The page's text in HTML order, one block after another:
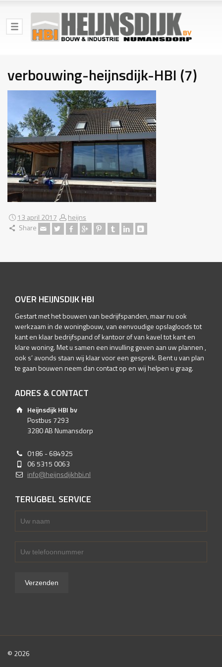
verbouwing-heijnsdijk-HBI (7)
13 april 2017
heijns
Share
OVER HEIJNSDIJK HBI
Gestart met het bouwen van bedrijfspanden, maar nu ook
werkzaam in de woningbouw, van eenvoudige opslagloods tot
kant en klaar bedrijfspand of kantoor of van kavel tot kant en
klare woning. Met u samen een invulling geven aan uw plannen ,
ook s’ avonds staan wij klaar voor een gesprek. Bent u van plan
te gaan bouwen neem dan contact op en wij helpen u graag.
ADRES & CONTACT
Heijnsdijk HBI bv
Postbus 7293
3280 AB Numansdorp
0186 - 684925
06 5315 0063
info@heijnsdijkhbi.nl
TERUGBEL SERVICE
© 2026